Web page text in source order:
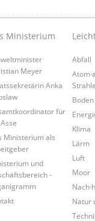
Ministerium
Meyer
Anka
für
Ministerium als
und
-
Abfall
Boden
Klima
Lärm
Luft
Moor
Natur